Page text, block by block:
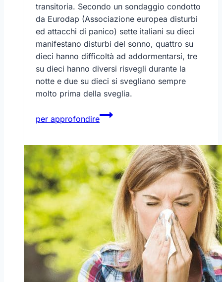
transitoria. Secondo un sondaggio condotto
da Eurodap (Associazione europea disturbi
ed attacchi di panico) sette italiani su dieci
manifestano disturbi del sonno, quattro su
dieci hanno difficoltà ad addormentarsi, tre
su dieci hanno diversi risvegli durante la
notte e due su dieci si svegliano sempre
molto prima della sveglia.
per approfondire
Quando
contare
pecore
non
basta